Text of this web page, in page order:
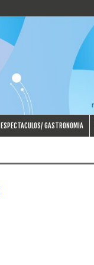
ESPECTACULOS/ GASTRONOMIA